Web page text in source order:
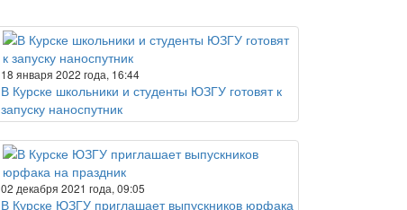
18 января 2022 года, 16:44
В Курске школьники и студенты ЮЗГУ готовят к
запуску наноспутник
02 декабря 2021 года, 09:05
В Курске ЮЗГУ приглашает выпускников юрфака